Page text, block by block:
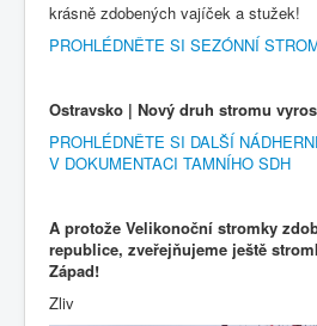
krásně zdobených vajíček a stužek!
PROHLÉDNĚTE SI SEZÓNNÍ
Ostravsko | Nový druh stromu
PROHLÉDNĚTE SI DALŠÍ
V DOKUMENTACI TAMNÍHO SDH
A protože Velikonoční stromky
republice, zveřejňujeme ještě
Západ!
Zliv